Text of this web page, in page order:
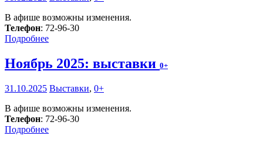
В афише возможны изменения.
Телефон: 72-96-30
Подробнее
Ноябрь 2025: выставки 0+
31.10.2025 Выставки, 0+
В афише возможны изменения.
Телефон: 72-96-30
Подробнее